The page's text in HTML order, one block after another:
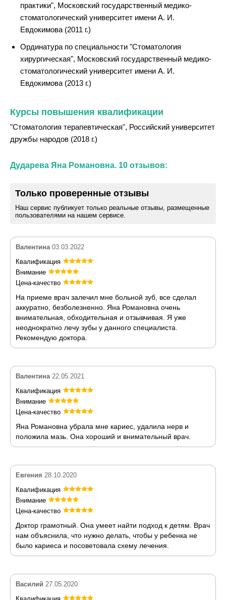
практики", Московский государственный медико-
стоматологический университет имени А. И.
Евдокимова (2011 г.)
Ординатура по специальности "Стоматология
хирургическая", Московский государственный медико-
стоматологический университет имени А. И.
Евдокимова (2013 г.)
Курсы повышения квалификации
"Стоматология терапевтическая", Российский университет
дружбы народов (2018 г.)
Дударева Яна Романовна. 10 отзывов:
Только проверенные отзывы
Наш сервис публикует только реальные отзывы, размещенные
пользователями на нашем сервисе.
Валентина 03.03.2022
Квалификация
Внимание
Цена-качество
На приеме врач залечил мне больной зуб, все сделал
аккуратно, безболезненно. Яна Романовна очень
внимательная, обходительная и отзывчивая. Я уже
неоднократно лечу зубы у данного специалиста.
Рекомендую доктора.
Валентина 22.05.2021
Квалификация
Внимание
Цена-качество
Яна Романовна убрала мне кариес, удалила нерв и
положила мазь. Она хороший и внимательный врач.
Евгения 28.10.2020
Квалификация
Внимание
Цена-качество
Доктор грамотный. Она умеет найти подход к детям. Врач
нам объяснила, что нужно делать, чтобы у ребенка не
было кариеса и посоветовала схему лечения.
Василий 27.05.2020